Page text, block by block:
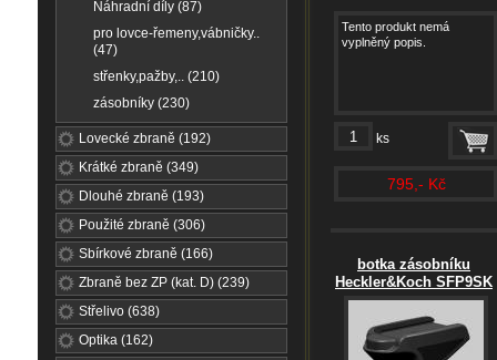
Náhradní díly (87)
pro lovce-řemeny,vábničky..
(47)
střenky,pažby,.. (210)
zásobníky (230)
Lovecké zbraně (192)
Krátké zbraně (349)
Dlouhé zbraně (193)
Použité zbraně (306)
Sbírkové zbraně (166)
Zbraně bez ZP (kat. D) (239)
Střelivo (638)
Optika (162)
Tento produkt nemá
vyplněný popis.
ks
795,- Kč
botka zásobníku
Heckler&Koch SFP9SK